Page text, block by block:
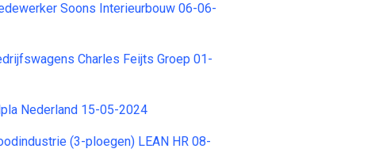
Soons Interieurbouw 06-06-
Charles Feijts Groep 01-
Nederland 15-05-2024
(3-ploegen) LEAN HR 08-